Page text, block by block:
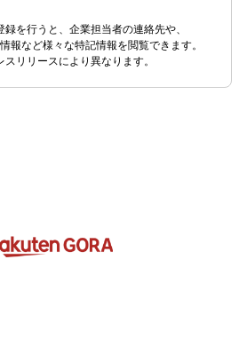
録を行うと、企業担当者の連絡先や、
報など様々な特記情報を閲覧できます。
リリースにより異なります。